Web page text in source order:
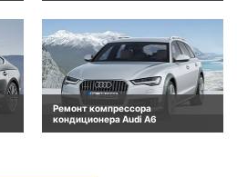
Ремонт компрессора
кондиционера Audi A6